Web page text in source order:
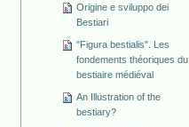
Origine e sviluppo dei
Bestiari
"Figura bestialis". Les
fondements théoriques du
bestiaire médiéval
An Illustration of the
bestiary?